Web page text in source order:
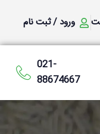
ورود / ثبت نام
021-
88674667